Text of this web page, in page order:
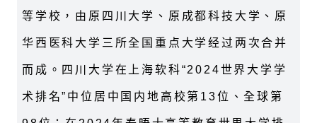
等学校，由原四川大学、原成都科技大学、原
华西医科大学三所全国重点大学经过两次合并
而成。四川大学在上海软科“2024世界大学学
术排名”中位居中国内地高校第13位、全球第